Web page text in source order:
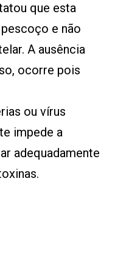
que esta
e não
A ausência
ocorre pois
ou vírus
impede a
adequadamente